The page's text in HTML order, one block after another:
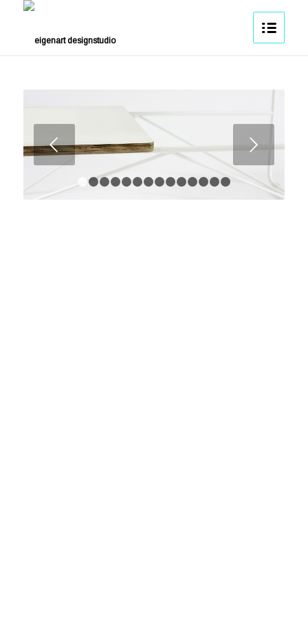
Weiter
1 2 3 4 5 6 7 8 11 12